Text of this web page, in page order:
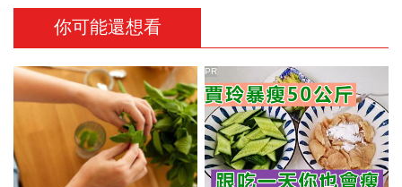
你可能還想看
PR